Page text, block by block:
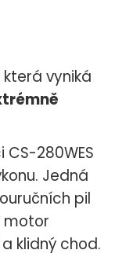
která vyniká
280WES
Jedná
pil
motor
klidný chod.